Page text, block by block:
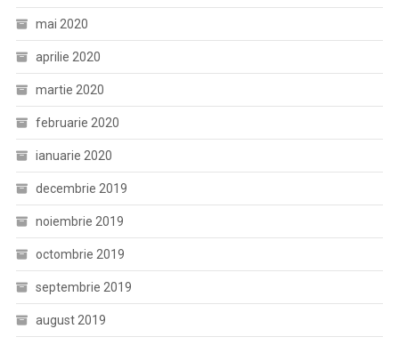
mai 2020
aprilie 2020
martie 2020
februarie 2020
ianuarie 2020
decembrie 2019
noiembrie 2019
octombrie 2019
septembrie 2019
august 2019